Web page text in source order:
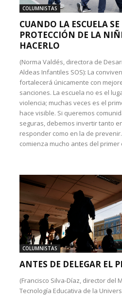
COLUMNISTAS
CUANDO LA ESCUELA
PROTECCIÓN DE LA
HACERLO
(Norma Valdés, directora de
Aldeas Infantiles SOS): La
fortalecerá únicamente con
sanciones. La escuela no es el
violencia; muchas veces es el
hace visible. Si queremos
seguras, debemos invertir tanto
responder como en la de
comienza mucho antes del
COLUMNISTAS
ANTES DE DELEGAR EL
(Francisco Silva-Díaz, director del
Tecnología Educativa de la